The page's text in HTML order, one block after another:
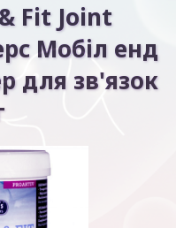
Fit Joint
Мобіл енд
для зв'язок